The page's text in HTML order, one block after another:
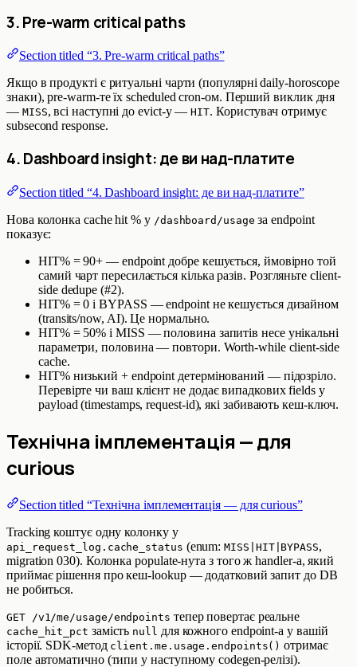
3. Pre-warm critical paths
Section titled “3. Pre-warm critical paths”
Якщо в продукті є ритуальні чарти (популярні daily-horoscope
знаки), pre-warm-те їх scheduled cron-ом. Перший виклик дня
— MISS, всі наступні до evict-у —HIT. Користувач отримує
subsecond response.
4. Dashboard insight: де ви над-платите
Section titled “4. Dashboard insight: де ви над-платите”
Нова колонка cache hit % у /dashboard/usage за endpoint
показує:
HIT% = 90+ — endpoint добре кешується, ймовірно той
самий чарт пересилається кілька разів. Розгляньте client-
side dedupe (#2).
HIT% = 0 і BYPASS — endpoint не кешується дизайном
(transits/now, AI). Це нормально.
HIT% = 50% і MISS — половина запитів несе унікальні
параметри, половина — повтори. Worth-while client-side
cache.
HIT% низький + endpoint детермінований — підозріло.
Перевірте чи ваш клієнт не додає випадкових fields у
payload (timestamps, request-id), які забивають кеш-ключ.
Технічна імплементація — для
curious
Section titled “Технічна імплементація — для curious”
Tracking коштує одну колонку у
api_request_log.cache_status (enum:MISS|HIT|BYPASS,
migration 030). Колонка populate-нута з того ж handler-а, який
приймає рішення про кеш-lookup — додатковий запит до DB
не робиться.
GET /v1/me/usage/endpoints тепер повертає реальне
cache_hit_pct замість null для кожного endpoint-а у вашій
історії. SDK-метод client.me.usage.endpoints() отримає
поле автоматично (типи у наступному codegen-релізі).